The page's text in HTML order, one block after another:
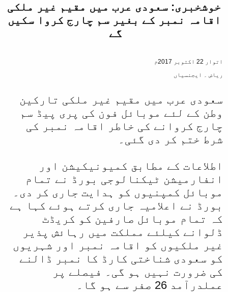
آ
غ
ک
ر
ے
ا
ا
ا
ز
خوشخبری: سعودی عرب میں مقیم غیر ملکی
اقامہ نمبر کے بغیر سم چارج کروا سکیں
گے
اتوار 22 اکتوبر 2017م
ریاض ۔ ایجنسیاں
سعودی عرب میں مقیم غیر ملکی تارکین
وطن کے لئے موبائل فون کی پری پیڈ سم
چارج کروانے کی خاطر اقامہ نمبر کی
شرط ختم کر دی گئی۔
اطلاعات کے مطابق کمیونیکیشن اور
انفارمیشن ٹیکنالوجی بورڈ نے تمام
موبائل کمپنیوں کو ہدایت جاری کر دی۔
بورڈ نے اعلامیہ جاری کرتے ہوئے کہا ہے
کہ تمام موبائل صارفین کو کریڈٹ
ڈلوانے کیلئے مملکت میں رہائش پذیر
غیر ملکیوں کو اقامہ نمبر اور شہریوں
کو سعودی شناختی کارڈ کا نمبر ڈالنے
کی ضرورت نہیں ہو گی۔ فیصلے پر
عملدرآمد 26 صفر سے ہو گا۔